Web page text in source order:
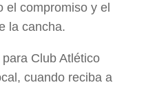
el compromiso y el
la cancha.
Club Atlético
cuando reciba a